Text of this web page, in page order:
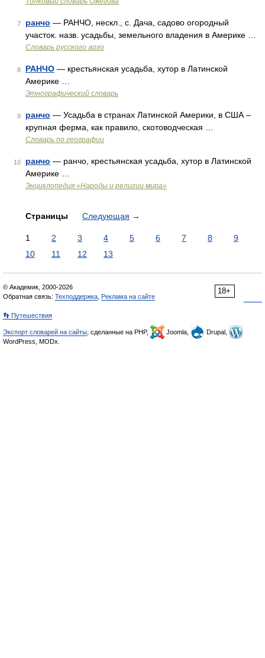
7 ранчо — РАНЧО, нескл., с. Дача, садово огородный
участок. назв. усадьбы, земельного владения в Америке …
Словарь русского арго
8 РАНЧО — крестьянская усадьба, хутор в Латинской
Америке …
Этнографический словарь
9 ранчо — Усадьба в странах Латинской Америки, в США –
крупная ферма, как правило, скотоводческая …
Словарь по географии
10 ранчо — ранчо, крестьянская усадьба, хутор в Латинской
Америке …
Энциклопедия «Народы и религии мира»
Страницы Следующая →
1 2 3 4 5 6 7 8
9
10
11 12 13
18+
© Академик, 2000-2026
Обратная связь: Техподдержка Реклама на сайте
👣 Путешествия
Экспорт словарей на сайты , сделанные на PHP, Joomla,
Drupal,
WordPress, MODx.